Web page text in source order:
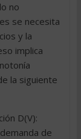
no
se necesita
y la
implica
la siguiente
D(V):
de